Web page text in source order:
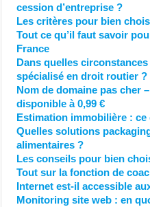
cession d’entreprise ?
Les critères pour bien
Tout ce qu’il faut savoir
France
Dans quelles
spécialisé en droit routier ?
Nom de domaine pas cher
disponible à 0,99 €
Estimation immobilière : ce
Quelles solutions
alimentaires ?
Les conseils pour bien
Tout sur la fonction de
Internet est-il accessible
Monitoring site web : en